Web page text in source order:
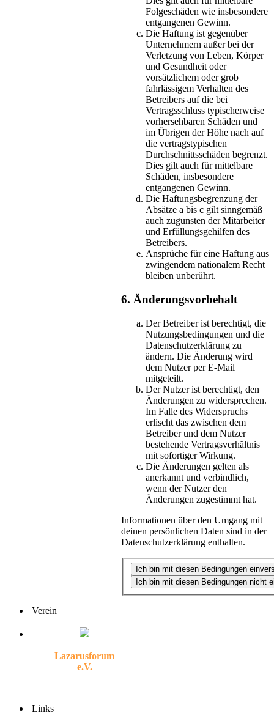
Folgeschäden wie insbesondere
entgangenen Gewinn.
Die Haftung ist gegenüber
Unternehmern außer bei der
Verletzung von Leben, Körper
und Gesundheit oder
vorsätzlichem oder grob
fahrlässigem Verhalten des
Betreibers auf die bei
Vertragsschluss typischerweise
vorhersehbaren Schäden und
im Übrigen der Höhe nach auf
die vertragstypischen
Durchschnittsschäden begrenzt.
Dies gilt auch für mittelbare
Schäden, insbesondere
entgangenen Gewinn.
Die Haftungsbegrenzung der
Absätze a bis c gilt sinngemäß
auch zugunsten der Mitarbeiter
und Erfüllungsgehilfen des
Betreibers.
Ansprüche für eine Haftung aus
zwingendem nationalem Recht
bleiben unberührt.
6. Änderungsvorbehalt
Der Betreiber ist berechtigt, die
Nutzungsbedingungen und die
Datenschutzerklärung zu
ändern. Die Änderung wird
dem Nutzer per E-Mail
mitgeteilt.
Der Nutzer ist berechtigt, den
Änderungen zu widersprechen.
Im Falle des Widerspruchs
erlischt das zwischen dem
Betreiber und dem Nutzer
bestehende Vertragsverhältnis
mit sofortiger Wirkung.
Die Änderungen gelten als
anerkannt und verbindlich,
wenn der Nutzer den
Änderungen zugestimmt hat.
Informationen über den Umgang mit
deinen persönlichen Daten sind in der
Datenschutzerklärung enthalten.
Verein
Lazarusforum
e.V.
Links